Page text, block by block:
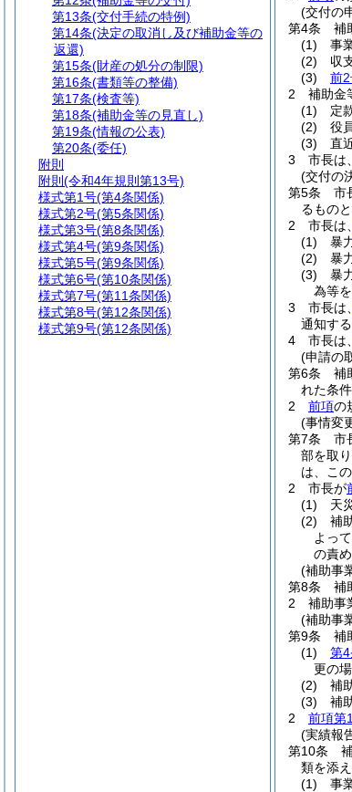
(交付の
第4条
補
(1)
事
(2)
収
(3)
前
2
補助金
(1)
定
(2)
役
(3)
直
3
市長は
(交付の
第5条
市
るものと
2
市長は、
(1)
暴
(2)
暴
(3)
暴
為等
3
市長は、
通知す
4
市長は、
(申請の
第6条
補
れた条
2
前項の
(事情変
第7条
市
部を取
は、こ
2
市長が
(1)
天
(2)
補
よっ
の責
(補助事
第8条
補
2
補助事
(補助事
第9条
補
(1)
第4
更の
(2)
補
(3)
補
2
前項第
(実績報
第10条
類を添
(1)
事
第13条(交付手続の特例)
第14条(決定の取消し及び補助金等の
返還)
第15条(財産の処分の制限)
第16条(書類等の整備)
第17条(検査等)
第18条(補助金等の見直し)
第19条(情報の公表)
第20条(委任)
附則
附則 (令和4年規則第13号)
様式第1号(第4条関係)
様式第2号(第5条関係)
様式第3号(第8条関係)
様式第4号(第9条関係)
様式第5号(第9条関係)
様式第6号(第10条関係)
様式第7号(第11条関係)
様式第8号(第12条関係)
様式第9号(第12条関係)